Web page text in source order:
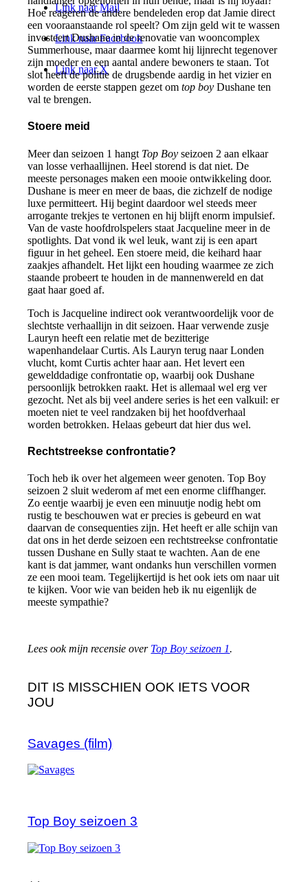
Link naar Mail
Link naar Facebook
Link naar X
Hoe reageren de andere bendeleden erop dat Jamie direct
een vooraanstaande rol speelt? Om zijn geld wit te wassen
investeert Dushane in de renovatie van wooncomplex
Summerhouse, maar daarmee komt hij lijnrecht tegenover
zijn moeder en een aantal andere bewoners te staan. Tot
slot heeft de politie de drugsbende aardig in het vizier en
worden de eerste stappen gezet omtop boy Dushane ten
val te brengen.
Stoere meid
Meer dan seizoen 1 hangt Top Boy seizoen 2 aan elkaar
van losse verhaallijnen. Heel storend is dat niet. De
meeste personages maken een mooie ontwikkeling door.
Dushane is meer en meer de baas, die zichzelf de nodige
luxe permitteert. Hij begint daardoor wel steeds meer
arrogante trekjes te vertonen en hij blijft enorm impulsief.
Van de vaste hoofdrolspelers staat Jacqueline meer in de
spotlights. Dat vond ik wel leuk, want zij is een apart
figuur in het geheel. Een stoere meid, die keihard haar
zaakjes afhandelt. Het lijkt een houding waarmee ze zich
staande probeert te houden in de mannenwereld en dat
gaat haar goed af.
Toch is Jacqueline indirect ook verantwoordelijk voor de
slechtste verhaallijn in dit seizoen. Haar verwende zusje
Lauryn heeft een relatie met de bezitterige
wapenhandelaar Curtis. Als Lauryn terug naar Londen
vlucht, komt Curtis achter haar aan. Het levert een
gewelddadige confrontatie op, waarbij ook Dushane
persoonlijk betrokken raakt. Het is allemaal wel erg ver
gezocht. Net als bij veel andere series is het een valkuil: er
moeten niet te veel randzaken bij het hoofdverhaal
worden betrokken. Helaas gebeurt dat hier dus wel.
Rechtstreekse confrontatie?
Toch heb ik over het algemeen weer genoten. Top Boy
seizoen 2 sluit wederom af met een enorme cliffhanger.
Zo eentje waarbij je even een minuutje nodig hebt om
rustig te beschouwen wat er precies is gebeurd en wat
daarvan de consequenties zijn. Het heeft er alle schijn van
dat ons in het derde seizoen een rechtstreekse confrontatie
tussen Dushane en Sully staat te wachten. Aan de ene
kant is dat jammer, want ondanks hun verschillen vormen
ze een mooi team. Tegelijkertijd is het ook iets om naar uit
te kijken. Voor wie van beiden heb ik nu eigenlijk de
meeste sympathie?
Lees ook mijn recensie over Top Boy seizoen 1.
DIT IS MISSCHIEN OOK IETS VOOR
JOU
Savages (film)
Top Boy seizoen 3